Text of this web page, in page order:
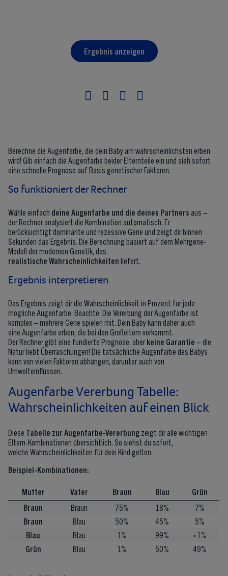
Berechne die Augenfarbe, die dein Baby am wahrscheinlichsten erben
wird! Gib einfach die Augenfarbe beider Elternteile ein und sieh sofort
eine schnelle Prognose auf Basis genetischer Faktoren.
So funktioniert der Rechner
Wähle einfach deine Augenfarbe und die deines Partners aus –
der Rechner analysiert die Kombination automatisch. Er
berücksichtigt dominante und rezessive Gene und zeigt dir binnen
Sekunden das Ergebnis. Die Berechnung basiert auf dem Mehrgene-
Modell der modernen Genetik, das
realistische Wahrscheinlichkeiten liefert.
Ergebnis interpretieren
Das Ergebnis zeigt dir die Wahrscheinlichkeit in Prozent für jede
mögliche Augenfarbe. Beachte: Die Vererbung der Augenfarbe ist
komplex – mehrere Gene spielen mit. Dein Baby kann daher auch
eine Augenfarbe erben, die bei den Großeltern vorkommt.
Der Rechner gibt eine fundierte Prognose, aberkeine Garantie – die
Natur liebt Überraschungen! Die tatsächliche Augenfarbe des Babys
kann von vielen Faktoren abhängen, darunter auch von
Umwelteinflüssen.
Augenfarbe Vererbung Tabelle:
Wahrscheinlichkeiten auf einen Blick
Diese Tabelle zur Augenfarbe-Vererbung zeigt dir alle wichtigen
Eltern-Kombinationen übersichtlich. So siehst du sofort,
welche Wahrscheinlichkeiten für dein Kind gelten.
Beispiel-Kombinationen:
Mutter Vater Braun Blau
Grün
Braun
Braun 75% 18%
7%
Braun
Blau 50% 45%
5%
Blau
Blau 1% 99%
<1%
Grün
Blau 1% 50% 49%